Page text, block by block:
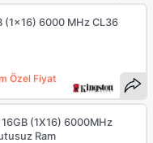
Özel Fiyat
(1x16) 6000 MHz CL36
(1X16) 6000MHz
Ram